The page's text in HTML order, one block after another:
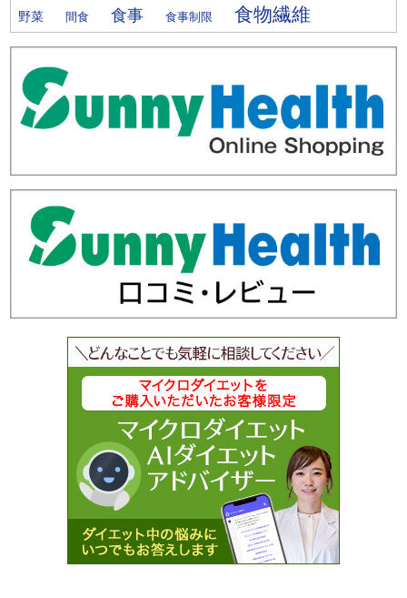
野菜 間食 食事 食事制限 食物繊維